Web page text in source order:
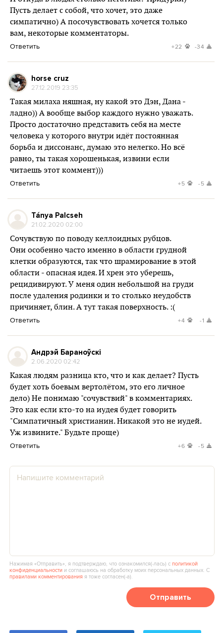
Пусть делает с собой, что хочет, это даже
симпатично) А посочувствовать хочется только
вам, некоторые комментаторы.
Ответить +22 -34
horse cruz
27.12.2019 23:35
Такая милаха няшная, ну какой это Дэн, Дана -
ладно)) А вообще выбор каждого нужно уважать.
Просто достаточно представить себя на месте
человека у которого внутри идёт постоянная
борьба и диссонанс, думаю это нелегко. Но всё
равно, ты такая хорошенькая, извини если
читаешь этот коммент)))
Ответить +5 -5
Tánya Palcseh
21.02.2020 02:00
Сочувствую по поводу келлоидных рубцов.
Они особенно часто именно в области грудной
клетки образуются, так что шрамирование в этой
области - опасная идея. И хрен это уберешь,
рецидивируют. У меня один небольшой на груди
после удаления родинки и то столько неудобств
причиняет, блин. А тут такая поверхность. :(
Ответить +4 -1
Андрэй Бараноўскі
2.06.2020 02:42
Какая людям разница кто, что и как делает? Пусть
будет хоть боевым вертолётом, это его личное
дело) Не понимаю "сочувствий" в комментариях.
Это как если кто-то на иудея будет говорить
"Симпатичный христианин. Никакой это не иудей.
Уж извините." Будьте проще)
Ответить +6 -5
Нажимая «Отправить», я подтверждаю, что ознакомился(‑лась) сполитикой
конфиденциальности и соглашаюсь на обработку моих персональных данных. С
правилами комментирования я тоже согласен(‑а).
Отправить